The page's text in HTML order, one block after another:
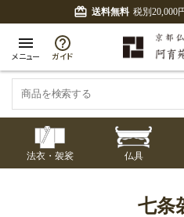
card_giftcard 送料無料 税別20,000
menu
メニュー ガイド
七条袈裟
法衣・袈裟 仏具
七条